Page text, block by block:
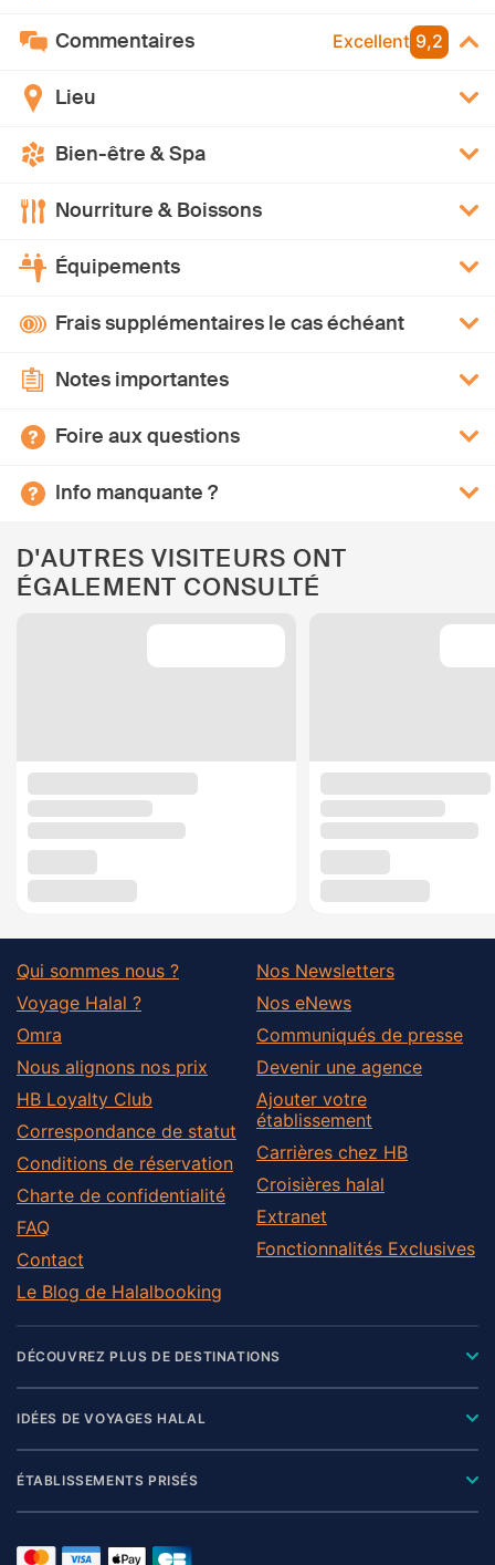
Commentaires Excellent 9,2
Lieu
Bien-être & Spa
Nourriture & Boissons
Équipements
Frais supplémentaires le cas échéant
Notes importantes
Foire aux questions
Info manquante ?
D'AUTRES VISITEURS ONT
ÉGALEMENT CONSULTÉ
Qui sommes nous ?
Voyage Halal ?
Omra
Nous alignons nos prix
HB Loyalty Club
Correspondance de statut
Conditions de réservation
Charte de confidentialité
FAQ
Contact
Le Blog de Halalbooking
Nos Newsletters
Nos eNews
Communiqués de presse
Devenir une agence
Ajouter votre
établissement
Carrières chez HB
Croisières halal
Extranet
Fonctionnalités Exclusives
DÉCOUVREZ PLUS DE DESTINATIONS
IDÉES DE VOYAGES HALAL
ÉTABLISSEMENTS PRISÉS